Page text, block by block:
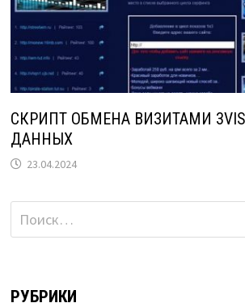
СКРИПТ ОБМЕНА ВИЗИТАМИ
ДАННЫХ
23.04.2024
Найти:
РУБРИКИ